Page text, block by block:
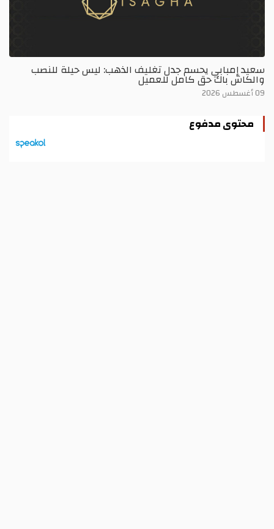
سعيد إمبابي يحسم جدل تغليف الذهب: ليس حيلة للنصب
والكاش باك حق كامل للعميل
09 أغسطس 2026
محتوى مدفوع